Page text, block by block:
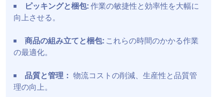
ピッキングと梱包:作業の敏捷性と効率性を大幅に
向上させる。
商品の組み立てと梱包: これらの時間のかかる作業
の最適化。
品質と管理： 物流コストの削減、生産性と品質管
理の向上。